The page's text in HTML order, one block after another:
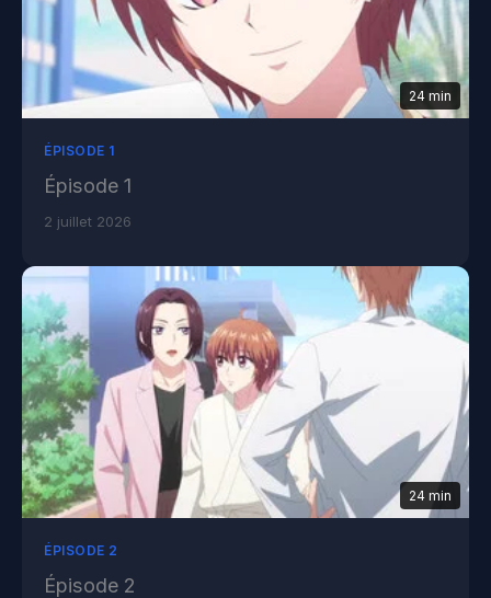
24 min
ÉPISODE 1
Épisode 1
2 juillet 2026
24 min
ÉPISODE 2
Épisode 2